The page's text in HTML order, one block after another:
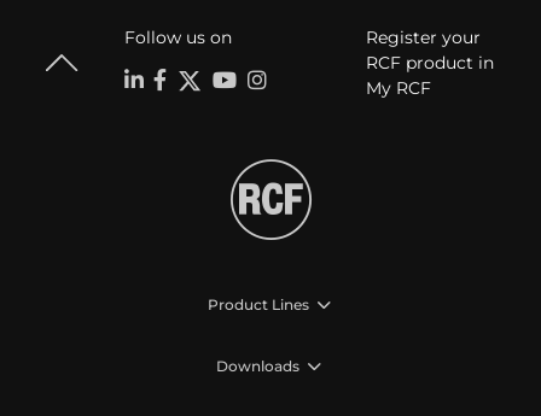
Follow us on
Register your
RCF product in
My RCF
Product Lines
Downloads